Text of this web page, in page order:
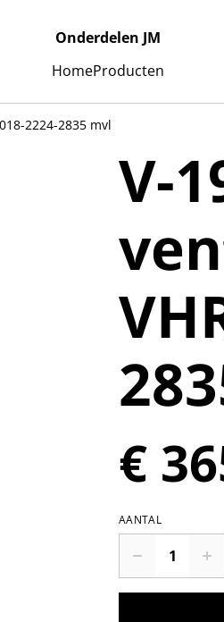
Onderdelen JM
HomeProducten
2224-2835 mvl
V-
€
AANTAL